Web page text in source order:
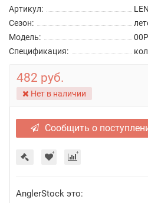
Артикул:
Сезон:
Модель:
00P
Спецификация:
482 руб.
Нет в наличии
Сообщить о
AnglerStock это: